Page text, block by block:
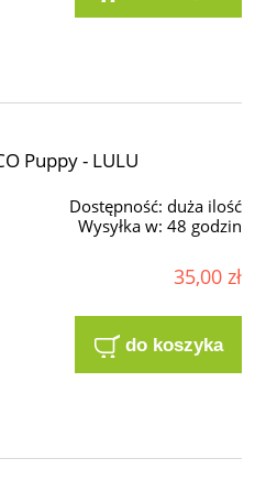
Puppy - LULU
Dostępność: duża ilość
Wysyłka w: 48 godzin
35,00 zł
do koszyka